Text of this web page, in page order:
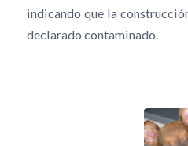
indicando que la
declarado contaminado.